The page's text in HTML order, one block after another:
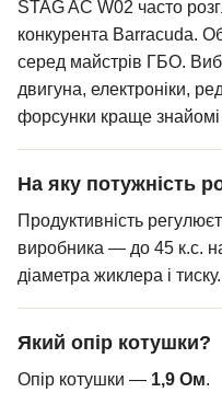
STAG AC W02 часто
конкурента Barracuda.
серед майстрів ГБО.
двигуна, електроніки,
форсунки краще знайомі
На яку потужність
Продуктивність
виробника — до 45 к.с.
діаметра жиклера і тиску.
Який опір котушки?
Опір котушки — 1,9 Ом.